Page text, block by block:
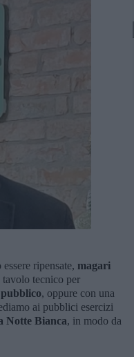
ripensate, magari
tecnico per
, oppure con una
ai pubblici esercizi
Notte Bianca, in modo da